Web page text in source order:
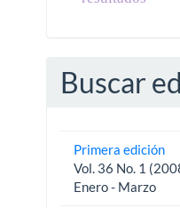
Buscar
Primera edición
Vol. 36 No. 1
Enero - Marzo